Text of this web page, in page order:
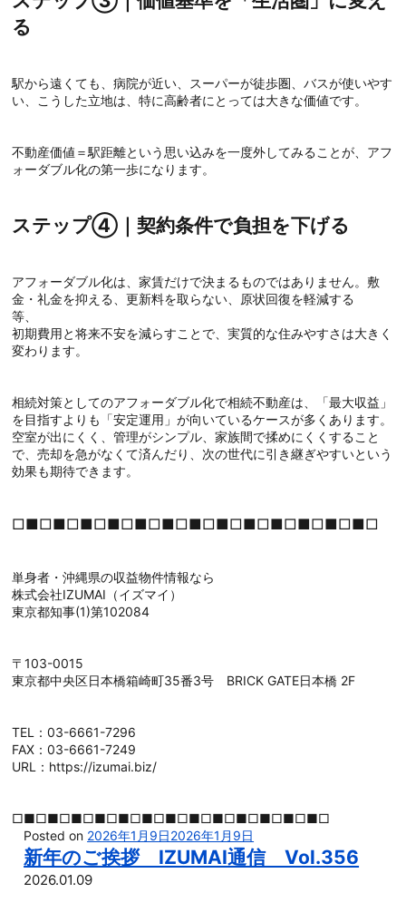
る
駅から遠くても、病院が近い、スーパーが徒歩圏、バスが使いやす
い、こうした立地は、特に高齢者にとっては大きな価値です。
不動産価値＝駅距離という思い込みを一度外してみることが、アフ
ォーダブル化の第一歩になります。
ステップ④｜契約条件で負担を下げる
アフォーダブル化は、家賃だけで決まるものではありません。敷
金・礼金を抑える、更新料を取らない、原状回復を軽減する
等
初期費用と将来不安を減らすことで、実質的な住みやすさは大きく
変わります。
相続対策としてのアフォーダブル化で相続不動産は、「最大収益」
を目指すよりも「安定運用」が向いているケースが多くあります。
空室が出にくく、管理がシンプル、家族間で揉めにくくすること
で、売却を急がなくて済んだり、次の世代に引き継ぎやすいという
効果も期待できます。
□■□■□■□■□■□■□■□■□■□■□■□■□■□
単身者・沖縄県の収益物件情報なら
株式会社IZUMAI（イズマイ）
東京都知事(1)第102084
〒103-0015
東京都中央区日本橋箱崎町35番3号 BRICK GATE日本橋 2F
TEL：03-6661-7296
FAX：03-6661-7249
URL：https://izumai.biz/
□■□■□■□■□■□■□■□■□■□■□■□■□■□
Posted on 2026年1月9日2026年1月9日
新年のご挨拶 IZUMAI通信 Vol.356
2026.01.09